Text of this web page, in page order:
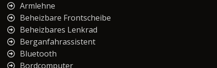
Armlehne
Beheizbare Frontscheibe
Beheizbares Lenkrad
Berganfahrassistent
Bluetooth
Bordcomputer